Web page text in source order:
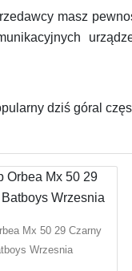
masz
dziś góral
Mx 50 29 Czarny
Wrzesnia